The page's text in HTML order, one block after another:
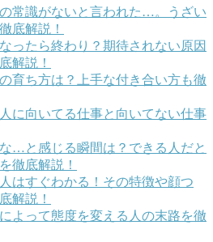
常識がないと言われた…。うざい
底解説！
ったら終わり？期待されない原因
解説！
育ち方は？上手な付き合い方も徹
に向いてる仕事と向いてない仕事
…と感じる瞬間は？できる人だと
徹底解説！
はすぐわかる！その特徴や顔つ
解説！
よって態度を変える人の末路を徹